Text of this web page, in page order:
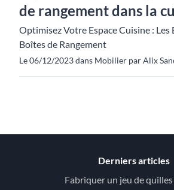
de rangement dans la
Optimisez Votre Espace Cuisine : Les
Boîtes de Rangement
Le 06/12/2023 dans Mobilier par Alix
Derniers articles
Fabriquer un jeu de